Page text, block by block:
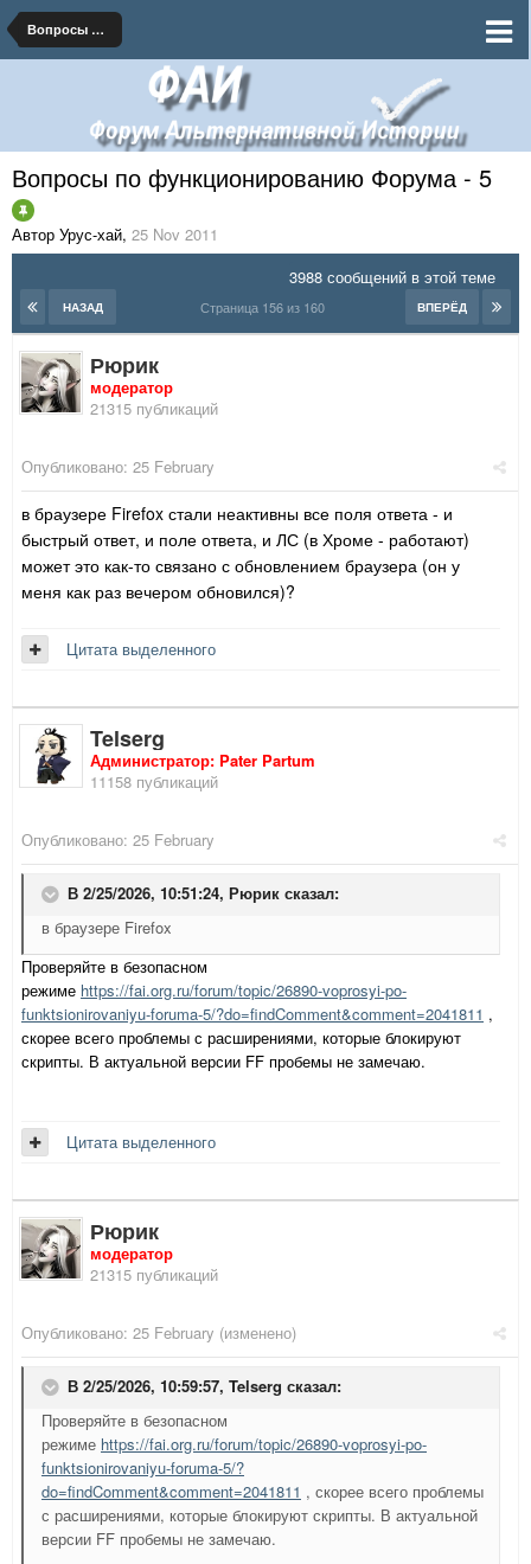
Вопросы по функционированию Форума
Вопросы по функционированию Форума - 5
Автор Урус-хай, 25 Nov 2011
3988 сообщений в этой теме
НАЗАД ВПЕРЁД
Страница 156 из 160
Рюрик
модератор
21315 публикаций
Опубликовано: 25 February
в браузере Firefox стали неактивны все поля ответа - и
быстрый ответ, и поле ответа, и ЛС (в Хроме - работают)
может это как-то связано с обновлением браузера (он у
меня как раз вечером обновился)?
Цитата выделенного
Telserg
Администратор: Pater Partum
11158 публикаций
Опубликовано: 25 February
В 2/25/2026, 10:51:24, Рюрик сказал:
в браузере Firefox
Проверяйте в безопасном
режиме https://fai.org.ru/forum/topic/26890-voprosyi-po-
funktsionirovaniyu-foruma-5/?do=findComment&comment=2041811 ,
скорее всего проблемы с расширениями, которые блокируют
скрипты. В актуальной версии FF пробемы не замечаю.
Цитата выделенного
Рюрик
модератор
21315 публикаций
Опубликовано: 25 February (изменено)
В 2/25/2026, 10:59:57, Telserg сказал:
Проверяйте в безопасном
режиме https://fai.org.ru/forum/topic/26890-voprosyi-po-
funktsionirovaniyu-foruma-5/?
do=findComment&comment=2041811 , скорее всего проблемы
с расширениями, которые блокируют скрипты. В актуальной
версии FF пробемы не замечаю.